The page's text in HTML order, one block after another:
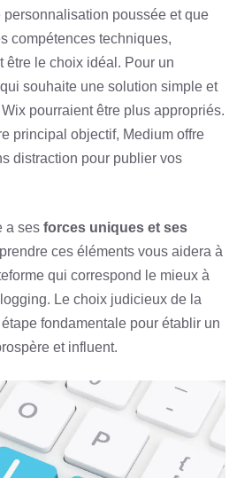
poussée et que
compétences techniques,
être le choix idéal. Pour un
souhaite une solution simple et
pourraient être plus appropriés.
principal objectif, Medium offre
distraction pour publier vos
a ses forces uniques et ses
ces éléments vous aidera à
qui correspond le mieux à
Le choix judicieux de la
fondamentale pour établir un
et influent.